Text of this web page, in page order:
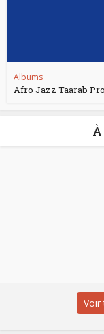
Albums
Afro Jazz Taarab
Voir